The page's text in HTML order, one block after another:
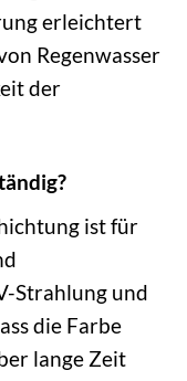
erleichtert
Regenwasser
der
ist für
Strahlung und
die Farbe
lange Zeit